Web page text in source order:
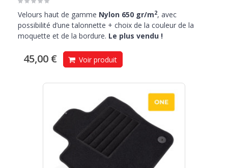
Velours haut de gamme Nylon 650 gr/m2, avec
possibilité d’une talonnette + choix de la couleur de la
moquette et de la bordure. Le plus vendu !
45,00 € Voir produit